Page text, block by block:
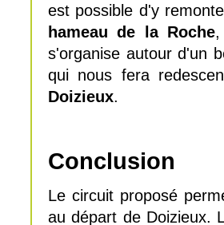
est possible d'y
hameau de la Roche,
s'organise autour d'un
qui nous fera
Doizieux.
Conclusion
Le circuit proposé
au départ de Doizieux.